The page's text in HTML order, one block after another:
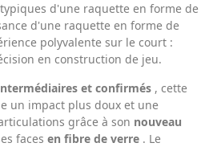
d'une raquette en forme de
d'une raquette en forme de
polyvalente sur le court :
en construction de jeu.
et confirmés , cette
un impact plus doux et une
grâce à son nouveau
faces en fibre de verre . Le